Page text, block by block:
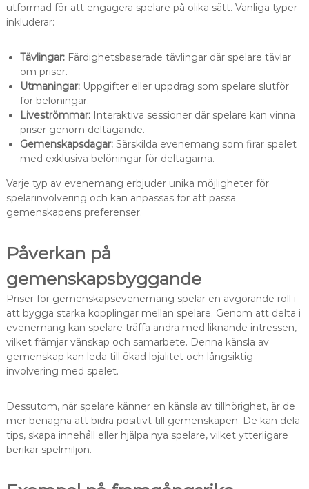
utformad för att engagera spelare på olika sätt. Vanliga typer
inkluderar:
Tävlingar:Färdighetsbaserade tävlingar där spelare tävlar
om priser.
Utmaningar:Uppgifter eller uppdrag som spelare slutför
för belöningar.
Liveströmmar:Interaktiva sessioner där spelare kan vinna
priser genom deltagande.
Gemenskapsdagar:Särskilda evenemang som firar spelet
med exklusiva belöningar för deltagarna.
Varje typ av evenemang erbjuder unika möjligheter för
spelarinvolvering och kan anpassas för att passa
gemenskapens preferenser.
Påverkan på
gemenskapsbyggande
Priser för gemenskapsevenemang spelar en avgörande roll i
att bygga starka kopplingar mellan spelare. Genom att delta i
evenemang kan spelare träffa andra med liknande intressen,
vilket främjar vänskap och samarbete. Denna känsla av
gemenskap kan leda till ökad lojalitet och långsiktig
involvering med spelet.
Dessutom, när spelare känner en känsla av tillhörighet, är de
mer benägna att bidra positivt till gemenskapen. De kan dela
tips, skapa innehåll eller hjälpa nya spelare, vilket ytterligare
berikar spelmiljön.